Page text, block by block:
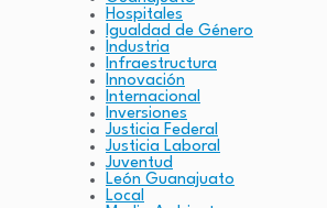
Hospitales
Igualdad de Género
Industria
Infraestructura
Innovación
Internacional
Inversiones
Justicia Federal
Justicia Laboral
Juventud
León Guanajuato
Local